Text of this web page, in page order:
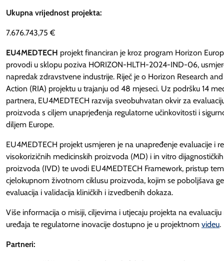
Ukupna vrijednost projekta:
7.676.743,75 €
EU4MEDTECH projekt financiran je kroz program Horizon
provodi u sklopu poziva HORIZON-HLTH-2024-IND-06,
napredak zdravstvene industrije. Riječ je o Horizon Research
Action (RIA) projektu u trajanju od 48 mjeseci. Uz podršku 14
partnera, EU4MEDTECH razvija sveobuhvatan okvir za
proizvoda s ciljem unaprjeđenja regulatorne učinkovitosti i
diljem Europe.
EU4MEDTECH projekt usmjeren je na unapređenje evaluacije i
visokorizičnih medicinskih proizvoda (MD) i in vitro
proizvoda (IVD) te uvodi EU4MEDTECH Framework, pristup
cjelokupnom životnom ciklusu proizvoda, kojim se poboljšava
evaluacija i validacija kliničkih i izvedbenih dokaza.
Više informacija o misiji, ciljevima i utjecaju projekta na
uređaja te regulatorne inovacije dostupno je u projektnom videu.
Partneri: